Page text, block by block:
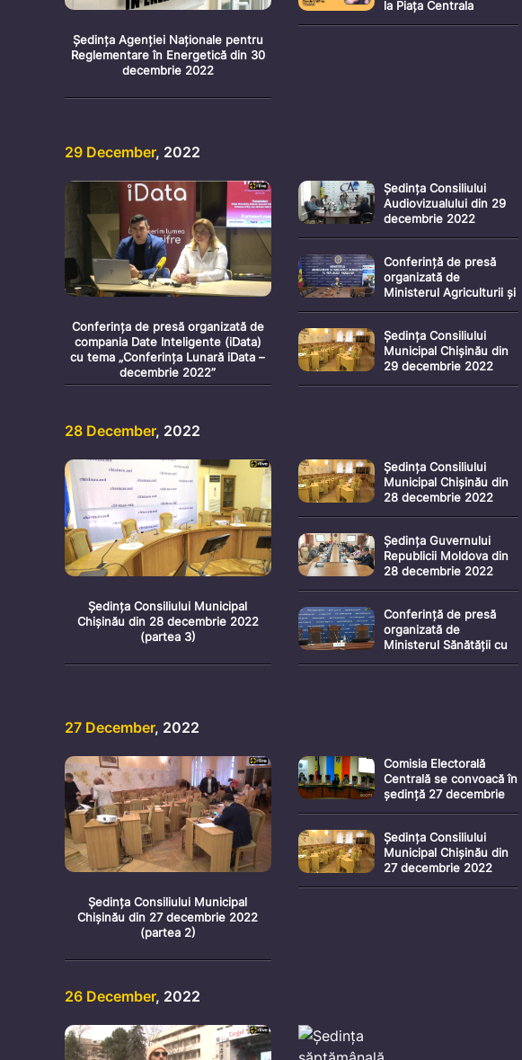
Ședința Agenției Naționale pentru
Reglementare în Energetică din 30
decembrie 2022
la Piața Centrala
29 December, 2022
Conferința de presă organizată de
compania Date Inteligente (iData)
cu tema „Conferința Lunară iData –
decembrie 2022”
Ședința Consiliului
Audiovizualului din 29
decembrie 2022
Conferință de presă
organizată de
Ministerul Agriculturii și
Industriei Alimentare cu
agricol 2022”
Ședința Consiliului
Municipal Chișinău din
29 decembrie 2022
28 December, 2022
Ședința Consiliului Municipal
Chișinău din 28 decembrie 2022
(partea 3)
Ședința Consiliului
Municipal Chișinău din
28 decembrie 2022
(partea 2)
Ședința Guvernului
Republicii Moldova din
28 decembrie 2022
Conferință de presă
organizată de
Ministerul Sănătății cu
privire la îmbolnăvirile
27 December, 2022
Ședința Consiliului Municipal
Chișinău din 27 decembrie 2022
(partea 2)
Comisia Electorală
Centrală se convoacă în
ședință 27 decembrie
2022
Ședința Consiliului
Municipal Chișinău din
27 decembrie 2022
(partea 1)
26 December, 2022